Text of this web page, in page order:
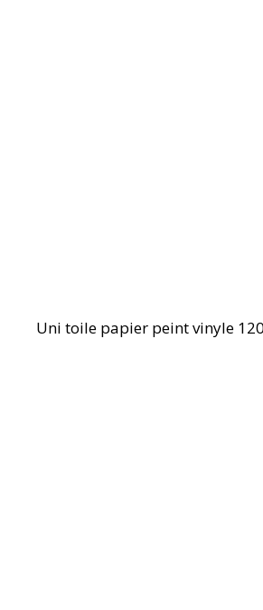
Uni toile papier peint vinyle